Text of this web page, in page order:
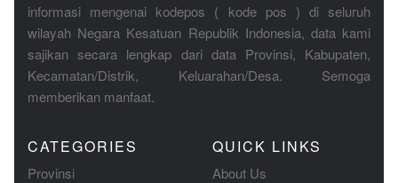
informasi mengenai kodepos ( kode pos ) di seluruh
wilayah Negara Kesatuan Republik Indonesia, data kami
sajikan secara lengkap dari data Provinsi, Kabupaten,
Kecamatan/Distrik, Keluarahan/Desa. Semoga
memberikan manfaat.
CATEGORIES
Provinsi
QUICK LINKS
About Us